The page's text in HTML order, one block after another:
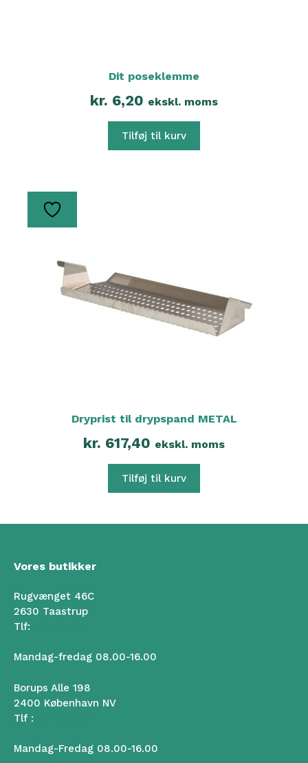
Dit poseklemme
kr. 6,20 ekskl. moms
Tilføj til kurv
Dryprist til drypspand METAL
kr. 617,40 ekskl. moms
Tilføj til kurv
Vores butikker
Rugvænget 46C
2630 Taastrup
Tlf:
Mandag-fredag 08.00-16.00
Borups Alle 198
2400 København NV
Tlf :
Mandag-Fredag 08.00-16.00